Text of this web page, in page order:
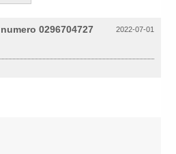
2022-07-01
0296704727